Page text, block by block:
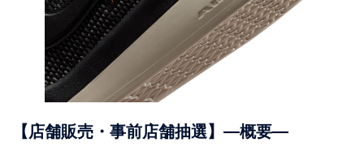
【店舗販売・事前店舗抽選】―概要―